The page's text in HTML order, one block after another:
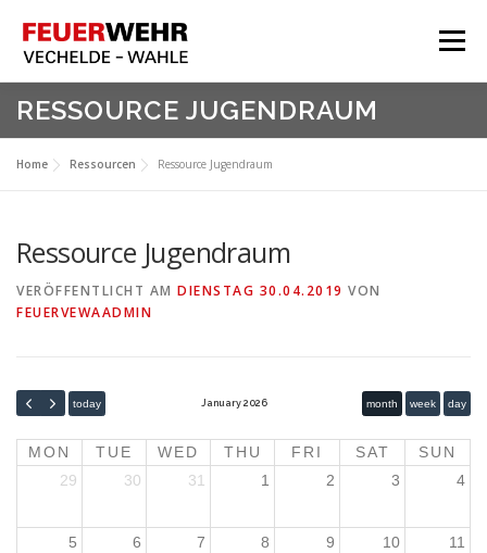
Inhalt
springen
Menü
HOME
Meine Feuerwehr
RESSOURCE JUGENDRAUM
Home Ressourcen Ressource Jugendraum
Ressource Jugendraum
VERÖFFENTLICHT AM DIENSTAG 30.04.2019 VON
FEUERVEWAADMIN
today January 2026 month week day
MON TUE WED THU FRI SAT
SUN
29
30 31 1 2 3 4
5 6 7 8 9 10 11